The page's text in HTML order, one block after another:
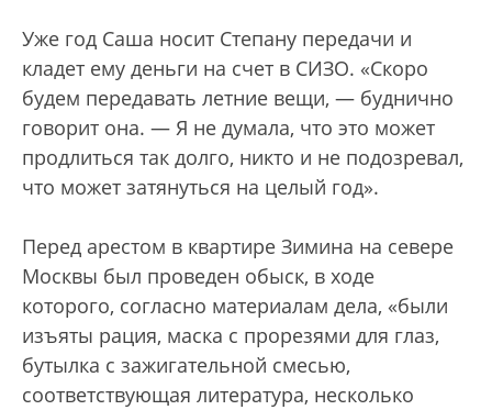
Уже год Саша носит Степану передачи и
кладет ему деньги на счет в СИЗО. «Скоро
будем передавать летние вещи, — буднично
говорит она. — Я не думала, что это может
продлиться так долго, никто и не подозревал,
что может затянуться на целый год».
Перед арестом в квартире Зимина на севере
Москвы был проведен обыск, в ходе
которого, согласно материалам дела, «были
изъяты рация, маска с прорезями для глаз,
бутылка с зажигательной смесью,
соответствующая литература, несколько